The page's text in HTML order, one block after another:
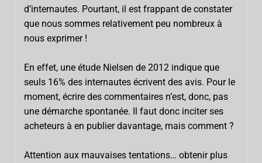
d’internautes. Pourtant, il est frappant de constater
que nous sommes relativement peu nombreux à
nous exprimer !
En effet, une étude Nielsen de 2012 indique que
seuls 16% des internautes écrivent des avis. Pour le
moment, écrire des commentaires n’est, donc, pas
une démarche spontanée. Il faut donc inciter ses
acheteurs à en publier davantage, mais comment ?
Attention aux mauvaises tentations… obtenir plus